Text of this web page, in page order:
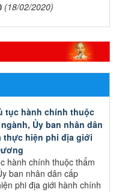
(18/02/2020)
tục hành chính thuộc
Ủy ban nhân dân
thực hiện phi địa giới
hành chính thuộc thẩm
ban nhân dân cấp
phi địa giới hành chính